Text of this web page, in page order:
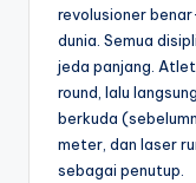
revolusioner
dunia. Semua
jeda panjang.
round, lalu
berkuda
meter, dan laser
sebagai penutup.